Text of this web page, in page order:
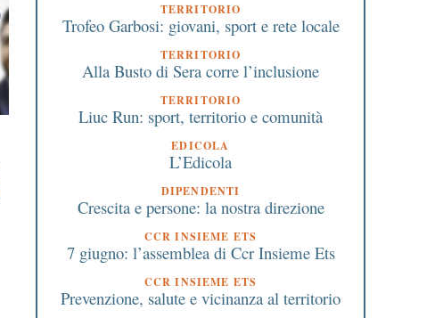
25 Luglio 2026
Adozioni: l’invito a crederci
di Luca Trapanese, oltre le
difficoltà e la burocrazia
16 Novembre 2018
fine novembre.
TERRITORIO
Trofeo Garbosi: giovani, sport e rete locale
TERRITORIO
Alla Busto di Sera corre l’inclusione
TERRITORIO
Liuc Run: sport, territorio e comunità
EDICOLA
L’Edicola
DIPENDENTI
Crescita e persone: la nostra direzione
CCR INSIEME ETS
7 giugno: l’assemblea di Ccr Insieme Ets
CCR INSIEME ETS
Prevenzione, salute e vicinanza al territorio